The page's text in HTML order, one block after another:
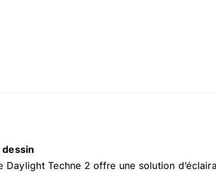
Techne 2 offre une solution